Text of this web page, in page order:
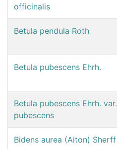
officinalis
Betula pendula Roth
Betula pubescens Ehrh.
Betula pubescens Ehrh. var.
pubescens
Bidens aurea (Aiton) Sherff